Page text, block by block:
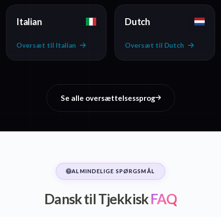
Italian
Oversæt til Italian
Dutch
Oversæt til Dutch
Se alle oversættelsessprog
ALMINDELIGE SPØRGSMÅL
Dansk til TjekkiskFAQ